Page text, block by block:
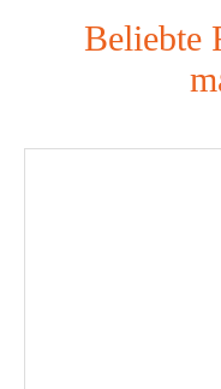
Beliebte